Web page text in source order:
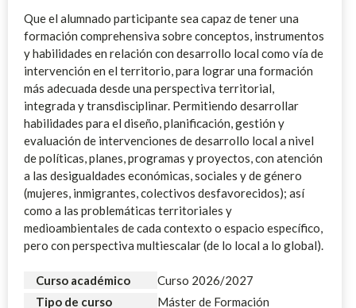
Que el alumnado participante sea capaz de tener una
formación comprehensiva sobre conceptos, instrumentos
y habilidades en relación con desarrollo local como vía de
intervención en el territorio, para lograr una formación
más adecuada desde una perspectiva territorial,
integrada y transdisciplinar. Permitiendo desarrollar
habilidades para el diseño, planificación, gestión y
evaluación de intervenciones de desarrollo local a nivel
de políticas, planes, programas y proyectos, con atención
a las desigualdades económicas, sociales y de género
(mujeres, inmigrantes, colectivos desfavorecidos); así
como a las problemáticas territoriales y
medioambientales de cada contexto o espacio específico,
pero con perspectiva multiescalar (de lo local a lo global).
Curso académico
Curso 2026/2027
Tipo de curso
Máster de Formación